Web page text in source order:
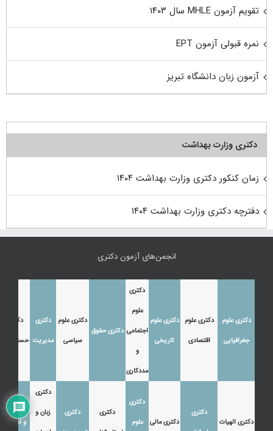
تقویم آزمون MHLE سال ۱۴۰۳
نمره قبولی آزمون EPT
آزمون زبان دانشگاه تبریز
دکتری وزارت بهداشت
زمان کنکور دکتری وزارت بهداشت ۱۴۰۴
دفترچه دکتری وزارت بهداشت ۱۴۰۴
انجمن‌های آزمون دکتری
دکتری علوم
جغرافیایی
دکتری علوم
اقتصادی
دکتری علوم
تاریخی
دکتری
علوم
اجتماعی
و
مددکاری
دکتری حقوق
دکتری علوم
سیاسی
دکتری
مدیریت
دکتری
حسابداری
دکتری الهیات
دکتری
دکتری مالی
دکتری
علوم
دکتری
دکتری
دکتری
زبان و
دکتری زبان
و ادبیات